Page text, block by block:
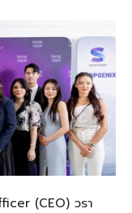
(CEO) วรา